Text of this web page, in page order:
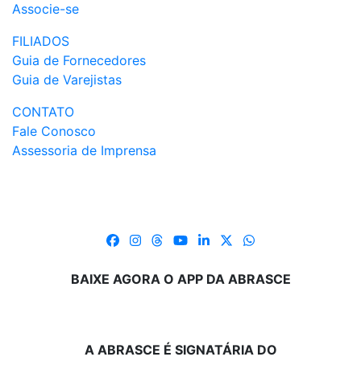
Associe-se
FILIADOS
Guia de Fornecedores
Guia de Varejistas
CONTATO
Fale Conosco
Assessoria de Imprensa
BAIXE AGORA O APP DA ABRASCE
A ABRASCE É SIGNATÁRIA DO